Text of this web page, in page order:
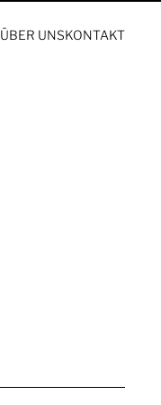
ÜBER UNSKONTAKT